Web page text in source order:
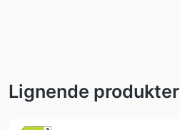
Lignende produkter